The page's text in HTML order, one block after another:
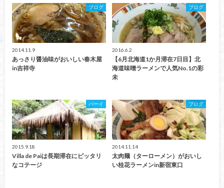
ブログ
2014.11.9
あっさり醤油味がおいしい春木屋
in吉祥寺
ブログ
2016.6.2
【6月北海道1か月滞在7日目】北
海道味噌ラーメンで人気No.1の彩
未
パーイ
2015.9.18
Villa de Paiは長期滞在にピッタリ
なコテージ
ブログ
2014.11.14
太肉麺（ターローメン）がおいし
い桂花ラーメンin新宿東口